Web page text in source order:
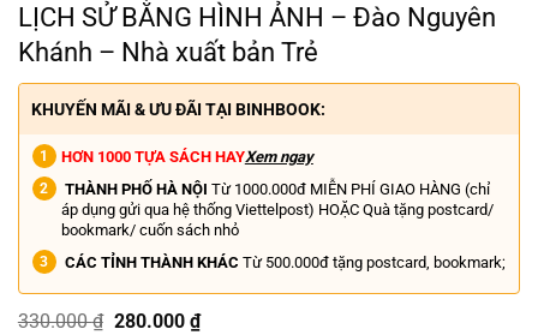
LỊCH SỬ BẰNG HÌNH ẢNH – Đào Nguyên
Khánh – Nhà xuất bản Trẻ
KHUYẾN MÃI & ƯU ĐÃI TẠI BINHBOOK:
HƠN 1000 TỰA SÁCH HAYXem ngay
THÀNH PHỐ HÀ NỘI Từ 1000.000đ MIỄN PHÍ GIAO HÀNG (chỉ
áp dụng gửi qua hệ thống Viettelpost) HOẶC Quà tặng postcard/
bookmark/ cuốn sách nhỏ
CÁC TỈNH THÀNH KHÁC Từ 500.000đ tặng postcard, bookmark;
330.000₫ Giá
280.000 ₫Giá